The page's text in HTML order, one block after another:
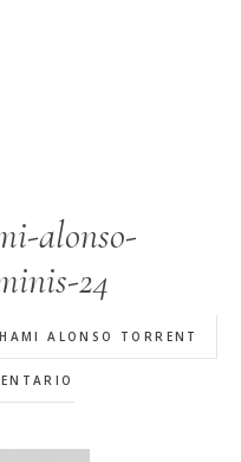
alonso-
24
ALONSO TORRENT